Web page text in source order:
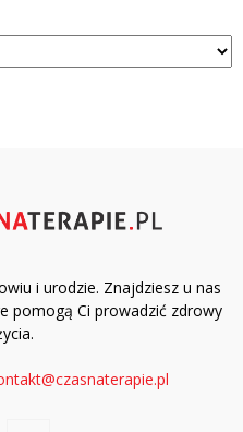
i urodzie. Znajdziesz u nas
pomogą Ci prowadzić zdrowy